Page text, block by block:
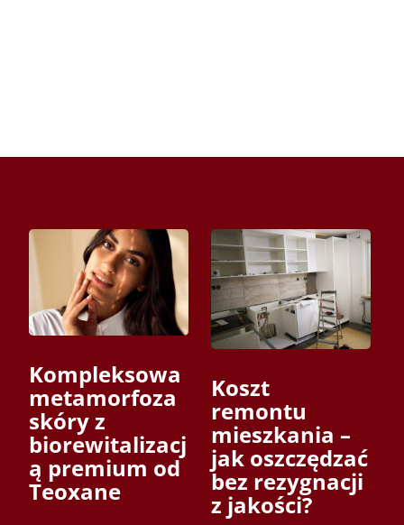
Kompleksowa
metamorfoza
skóry z
biorewitalizacj
ą premium od
Teoxane
Koszt
remontu
mieszkania –
jak oszczędzać
bez rezygnacji
z jakości?